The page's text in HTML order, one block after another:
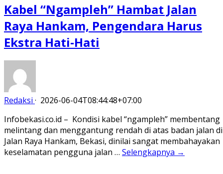
Kabel “Ngampleh” Hambat Jalan
Raya Hankam, Pengendara Harus
Ekstra Hati‑Hati
Redaksi · 2026-06-04T08:44:48+07:00
Infobekasi.co.id – Kondisi kabel “ngampleh” membentang
melintang dan menggantung rendah di atas badan jalan di
Jalan Raya Hankam, Bekasi, dinilai sangat membahayakan
keselamatan pengguna jalan … Selengkapnya →